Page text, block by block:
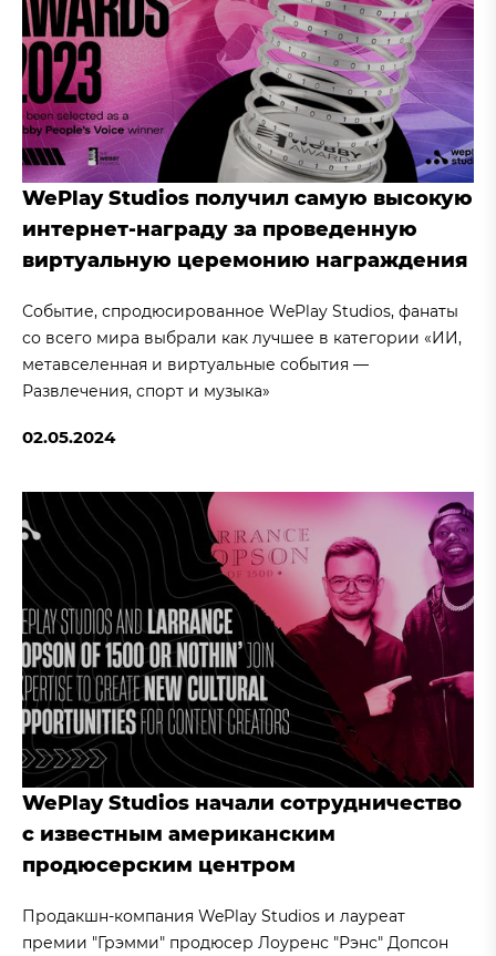
WePlay Studios получил самую высокую
интернет-награду за проведенную
виртуальную церемонию награждения
Событие, спродюсированное WePlay Studios, фанаты
со всего мира выбрали как лучшее в категории «ИИ,
метавселенная и виртуальные события —
Развлечения, спорт и музыка»
02.05.2024
WePlay Studios начали сотрудничество
с известным американским
продюсерским центром
Продакшн-компания WePlay Studios и лауреат
премии "Грэмми" продюсер Лоуренс "Рэнс" Допсон